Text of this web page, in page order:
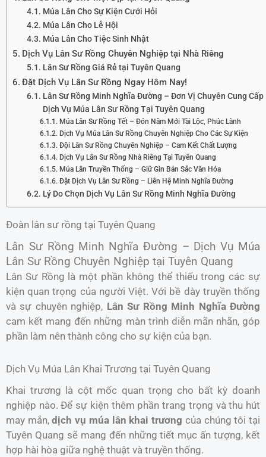
Múa Lân Cho Sự Kiện Cưới Hỏi
Múa Lân Cho Lễ Hội
Múa Lân Cho Tiệc Sinh Nhật
Dịch Vụ Lân Sư Rồng Chuyên Nghiệp tại Nhà Riêng
Lân Sư Rồng Giá Rẻ tại Tuyên Quang
Đặt Dịch Vụ Lân Sư Rồng Ngay Hôm Nay!
Lân Sư Rồng Minh Nghĩa Đường – Đơn Vị Chuyên Cung Cấp
Dịch Vụ Múa Lân Sư Rồng Tại Tuyên Quang
Múa Lân Sư Rồng Tết – Đón Năm Mới Tài Lộc, Phúc Lành
Dịch Vụ Múa Lân Sư Rồng Chuyên Nghiệp Cho Các Sự Kiện
Đội Lân Sư Rồng Chuyên Nghiệp – Cam Kết Chất Lượng
Dịch Vụ Lân Sư Rồng Nhà Riêng Tại Tuyên Quang
Múa Lân Truyền Thống – Giữ Gìn Bản Sắc Văn Hóa
Đặt Dịch Vụ Lân Sư Rồng – Liên Hệ Minh Nghĩa Đường
Lý Do Chọn Dịch Vụ Lân Sư Rồng Minh Nghĩa Đường
Đoàn lân sư rồng tại Tuyên Quang
Lân Sư Rồng Minh Nghĩa Đường – Dịch Vụ Múa
Lân Sư Rồng Chuyên Nghiệp tại Tuyên Quang
Lân Sư Rồng là một phần không thể thiếu trong các sự
kiện quan trọng của người Việt. Với bề dày truyền thống
và sự chuyên nghiệp, Lân Sư Rồng Minh Nghĩa Đường
cam kết mang đến những màn trình diễn mãn nhãn, góp
phần làm nên thành công cho sự kiện của bạn.
Dịch Vụ Múa Lân Khai Trương tại Tuyên Quang
Khai trương là cột mốc quan trọng cho bất kỳ doanh
nghiệp nào. Để sự kiện thêm phần trang trọng và thu hút
may mắn,dịch vụ múa lân khai trương của chúng tôi tại
Tuyên Quang sẽ mang đến những tiết mục ấn tượng, kết
hợp hài hòa giữa nghệ thuật và truyền thống.